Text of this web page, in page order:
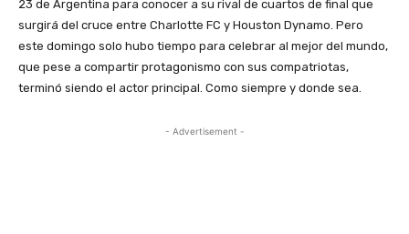
23 de Argentina para conocer a su rival de cuartos de final que
surgirá del cruce entre Charlotte FC y Houston Dynamo. Pero
este domingo solo hubo tiempo para celebrar al mejor del mundo,
que pese a compartir protagonismo con sus compatriotas,
terminó siendo el actor principal. Como siempre y donde sea.
- Advertisement -